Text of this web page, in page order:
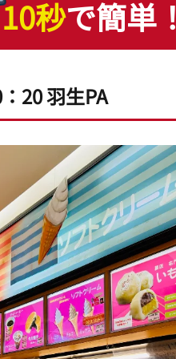
10秒で簡単！
20 羽生PA